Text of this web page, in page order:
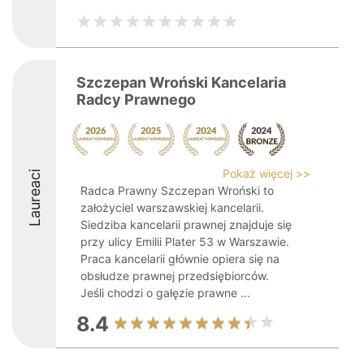
Laureaci
Szczepan Wroński Kancelaria
Radcy Prawnego
Pokaż więcej >>
Radca Prawny Szczepan Wroński to
założyciel warszawskiej kancelarii.
Siedziba kancelarii prawnej znajduje się
przy ulicy Emilii Plater 53 w Warszawie.
Praca kancelarii głównie opiera się na
obsłudze prawnej przedsiębiorców.
Jeśli chodzi o gałęzie prawne ...
8.4